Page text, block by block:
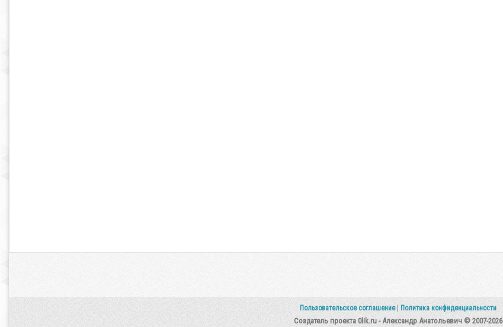
Пользовательское соглашение Политика конфиденциальности
Создатель проекта 0lik.ru - Александр Анатольевич © 2007-2026